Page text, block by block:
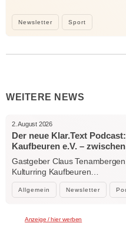
Newsletter Sport
WEITERE NEWS
Allgemein Newsletter
2. August 2026
Der neue Klar.Text
Kaufbeuren e.V. –
Kraft der Kultur
Gastgeber Claus
Kulturring Kaufbeuren…
Anzeige / hier werben